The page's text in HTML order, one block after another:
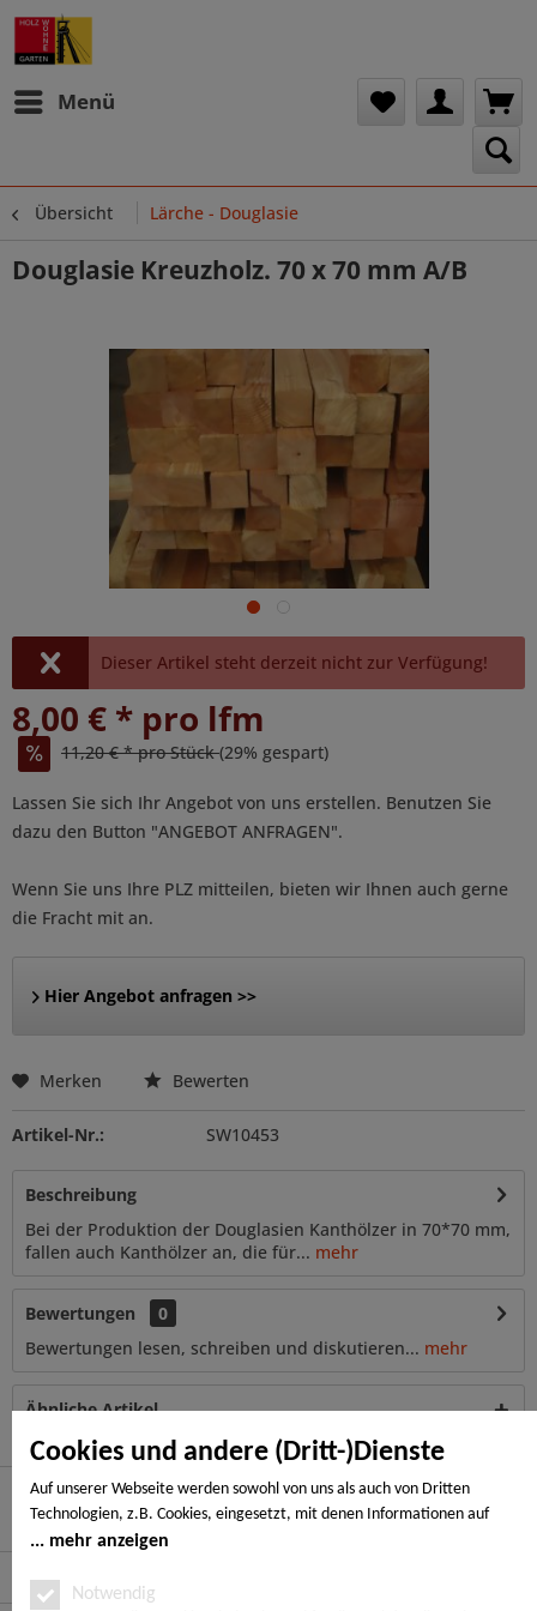
Cookies und andere (Dritt-)Dienste
Auf unserer Webseite werden sowohl von uns als auch von Dritten
Technologien, z.B. Cookies, eingesetzt, mit denen Informationen auf
Ihrem Endgerät gespeichert und/oder von Ihrem Endgerät abgerufen
Notwendige Cookies, Analyse-, Marketing- und Statistik-Cookies. Bei den
mehr anzeigen
Notwendig
Menü
Übersicht Lärche - Douglasie
Douglasie Kreuzholz. 70 x 70 mm A/B
Dieser Artikel steht derzeit nicht zur Verfügung!
8,00 € * pro lfm
11,20 € * pro Stück(29% gespart)
Lassen Sie sich Ihr Angebot von uns erstellen. Benutzen Sie
dazu den Button "ANGEBOT ANFRAGEN".
Wenn Sie uns Ihre PLZ mitteilen, bieten wir Ihnen auch gerne
die Fracht mit an.
Hier Angebot anfragen >>
Merken Bewerten
Artikel-Nr.: SW10453
Beschreibung
Bei der Produktion der Douglasien Kanthölzer in 70*70 mm,
fallen auch Kanthölzer an, die für... mehr
Bewertungen
0
Bewertungen lesen, schreiben und diskutieren... mehr
Ähnliche Artikel
Hier finden Sie uns
Service Hotline